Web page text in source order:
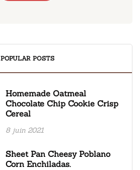
POPULAR POSTS
Homemade Oatmeal
Chocolate Chip Cookie Crisp
Cereal
8 juin 2021
Sheet Pan Cheesy Poblano
Corn Enchiladas.